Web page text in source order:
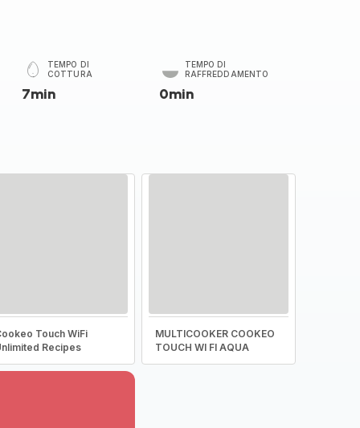
TEMPO DI
COTTURA
7min
TEMPO DI
RAFFREDDAMENTO
0min
Touch WiFi
Recipes
MULTICOOKER COOKEO
TOUCH WI FI AQUA